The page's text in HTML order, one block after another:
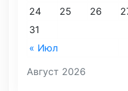
Август 2026
« Июл
24
25 26
31